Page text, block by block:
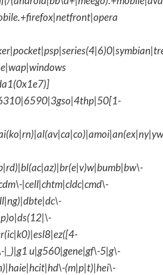
|cell|chtm|cldc|cmd\-
u|g560|gene|gf\-5|g\-
(m|p|t)|hei\-